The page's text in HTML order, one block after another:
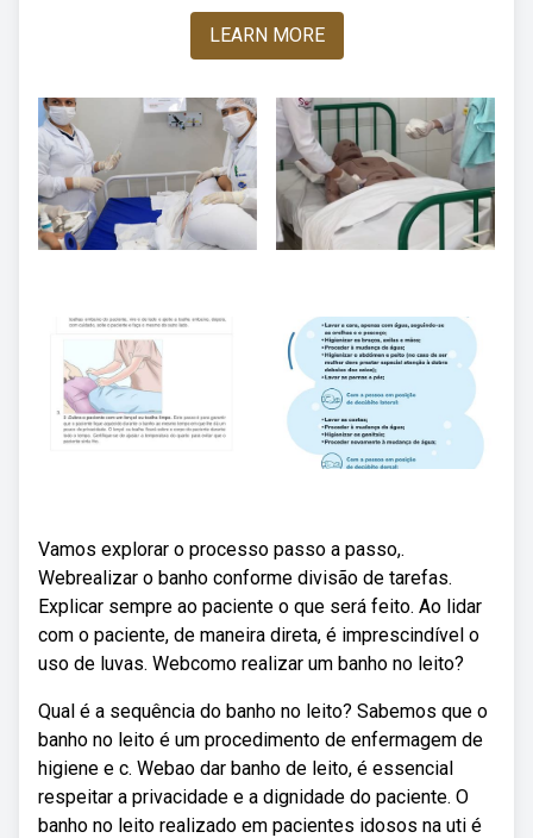
LEARN MORE
Vamos explorar o processo passo a passo,.
Webrealizar o banho conforme divisão de tarefas.
Explicar sempre ao paciente o que será feito. Ao lidar
com o paciente, de maneira direta, é imprescindível o
uso de luvas. Webcomo realizar um banho no leito?
Qual é a sequência do banho no leito? Sabemos que o
banho no leito é um procedimento de enfermagem de
higiene e c. Webao dar banho de leito, é essencial
respeitar a privacidade e a dignidade do paciente. O
banho no leito realizado em pacientes idosos na uti é